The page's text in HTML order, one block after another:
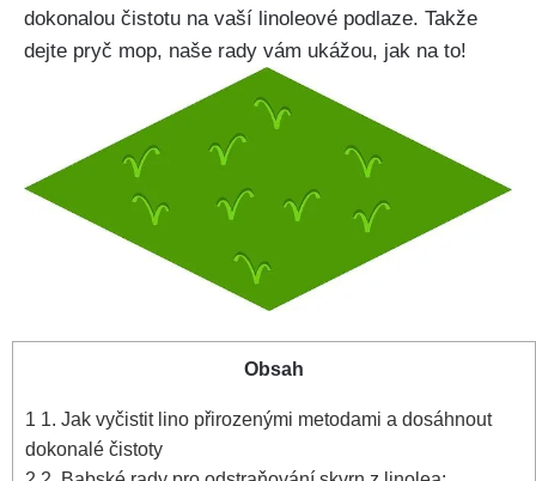
dokonalou čistotu na vaší linoleové podlaze. Takže
⁢dejte pryč mop, naše rady vám ukážou, jak na to!
Obsah
1 1. Jak vyčistit lino přirozenými metodami a dosáhnout⁣
dokonalé čistoty